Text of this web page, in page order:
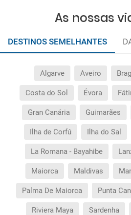
As nossas
DESTINOS SEMELHANTES
Algarve Aveiro
Costa do Sol Évora
Gran Canária Guimarães
Ilha de Corfú Ilha do Sal
La Romana - Bayahibe
Maiorca Maldivas
Palma De Maiorca Punta
Riviera Maya Sardenha